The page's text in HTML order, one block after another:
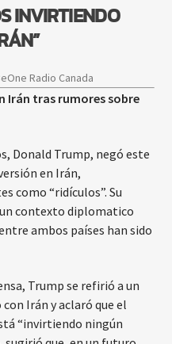
INVIRTIENDO
Radio Canada
Irán tras rumores sobre
Donald Trump, negó este
en Irán,
como “ridículos”. Su
contexto diplomatico
ambos países han sido
Trump se refirió a un
Irán y aclaró que el
“invirtiendo ningún